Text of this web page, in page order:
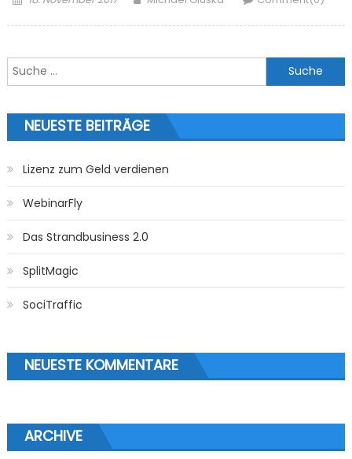
Suche nach:
NEUESTE BEITRÄGE
Lizenz zum Geld verdienen
WebinarFly
Das Strandbusiness 2.0
SplitMagic
SociTraffic
NEUESTE KOMMENTARE
ARCHIVE